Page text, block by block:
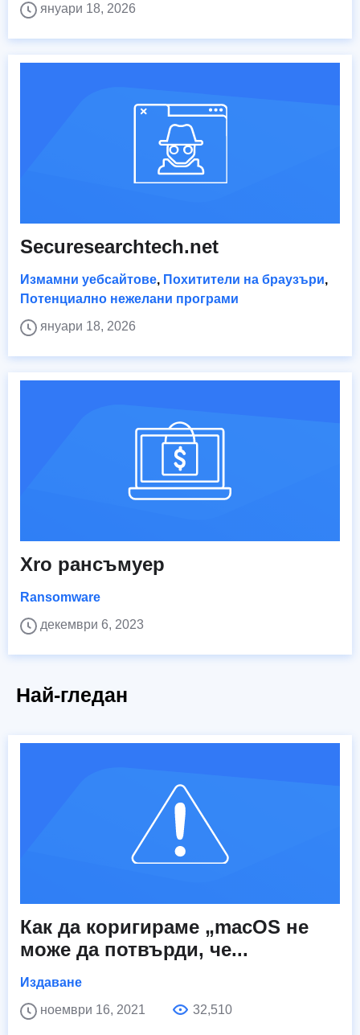
януари 18, 2026
Securesearchtech.net
Измамни уебсайтове, Похитители на браузъри,
Потенциално нежелани програми
януари 18, 2026
Xro рансъмуер
Ransomware
декември 6, 2023
Най-гледан
Как да коригираме „macOS не
може да потвърди, че...
Издаване
ноември 16, 2021
32,510